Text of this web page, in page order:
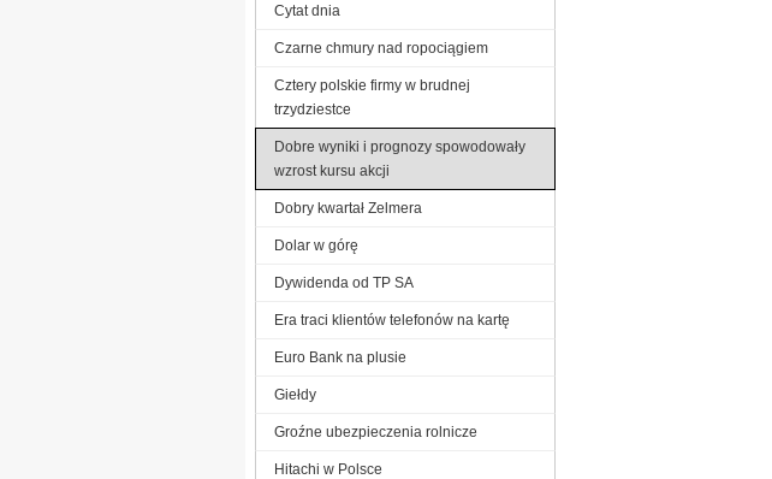
Cytat dnia
Czarne chmury nad ropociągiem
Cztery polskie firmy w brudnej
trzydziestce
Dobre wyniki i prognozy spowodowały
wzrost kursu akcji
Dobry kwartał Zelmera
Dolar w górę
Dywidenda od TP SA
Era traci klientów telefonów na kartę
Euro Bank na plusie
Giełdy
Groźne ubezpieczenia rolnicze
Hitachi w Polsce